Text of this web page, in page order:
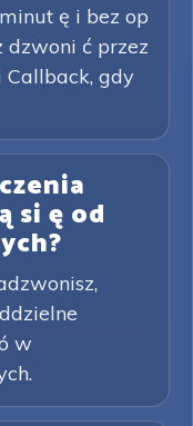
ę i bez op
dzwoni ć przez
Callback, gdy
si ę od
w